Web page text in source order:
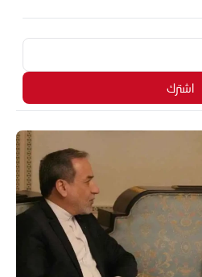
اشترك